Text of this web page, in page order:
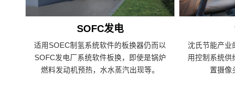
SOFC发电
适用SOEC制氢系统软件的板换器仍而以
SOFC发电厂系统软件板换，即使是锅炉
燃料发动机预热，水水蒸汽出现等。
沈氏节能产业
用控制系统供
置摄像